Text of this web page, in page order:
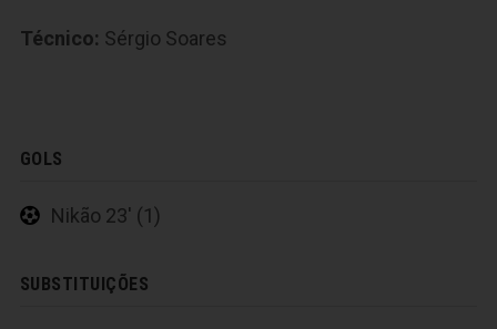
Técnico: Sérgio Soares
GOLS
Nikão 23' (1)
SUBSTITUIÇÕES